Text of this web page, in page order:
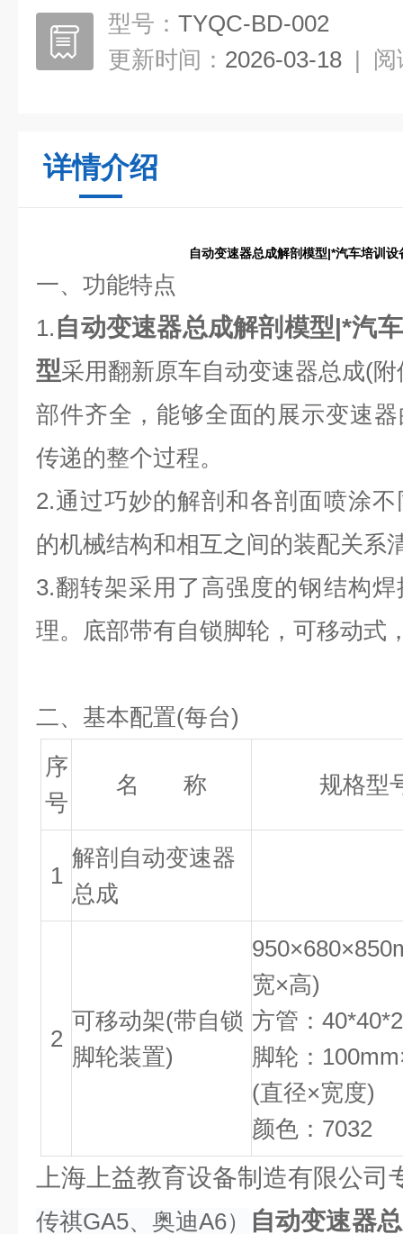
型号： TYQC-BD-002
更新时间： 2026-03-18 | 阅
详情介绍
自动变速器总成解剖模型|*汽车培训
一、功能特点
1. 自动变速器总成解剖模型|*汽
型采用翻新原车自动变速器总成(
部件齐全，能够全面的展示变速
传递的整个过程。
2.通过巧妙的解剖和各剖面喷涂
的机械结构和相互之间的装配关系
3.翻转架采用了高强度的钢结构
理。底部带有自锁脚轮，可移动式
二、基本配置(每台)
序
号
名 称 规格型
1
解剖自动变速器
总成
2
可移动架(带自锁
脚轮装置)
宽×高)
方管：
脚轮：
(直径×宽度)
颜色：7032
上海上益教育设备制造有限公司
传祺GA5、奥迪A6）
自动变速器